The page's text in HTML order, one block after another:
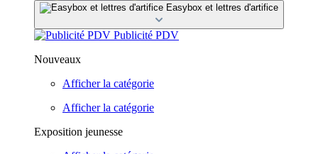
Easybox et lettres d'artifice
Publicité PDV
Nouveaux
Afficher la catégorie
Afficher la catégorie
Exposition jeunesse